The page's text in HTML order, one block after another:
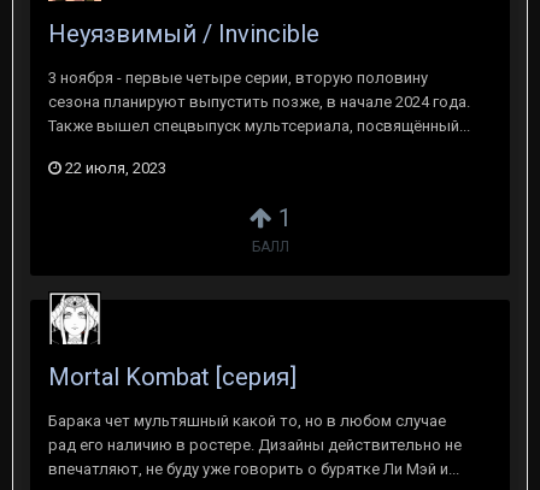
1
БАЛЛ
Неуязвимый / Invincible
3 ноября - первые четыре серии, вторую половину
сезона планируют выпустить позже, в начале 2024 года.
Также вышел спецвыпуск мультсериала, посвящённый...
22 июля, 2023
Mortal Kombat [серия]
Барака чет мультяшный какой то, но в любом случае
рад его наличию в ростере. Дизайны действительно не
впечатляют, не буду уже говорить о бурятке Ли Мэй и...